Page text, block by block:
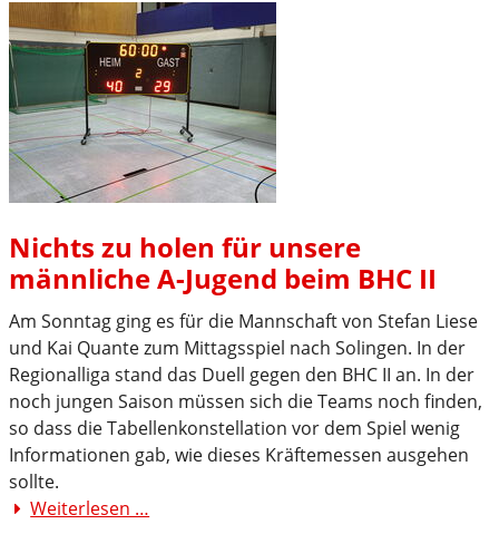
Ausgang
für
die
TuS-
A-
Jungs
Nichts zu holen für unsere
männliche A-Jugend beim BHC II
Am Sonntag ging es für die Mannschaft von Stefan Liese
und Kai Quante zum Mittagsspiel nach Solingen. In der
Regionalliga stand das Duell gegen den BHC II an. In der
noch jungen Saison müssen sich die Teams noch finden,
so dass die Tabellenkonstellation vor dem Spiel wenig
Informationen gab, wie dieses Kräftemessen ausgehen
sollte.
Weiterlesen …